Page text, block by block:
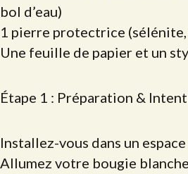
bol d’eau)
1 pierre protectrice
Une feuille de papier et un
Étape 1 : Préparation &
Installez-vous dans un
Allumez votre bougie